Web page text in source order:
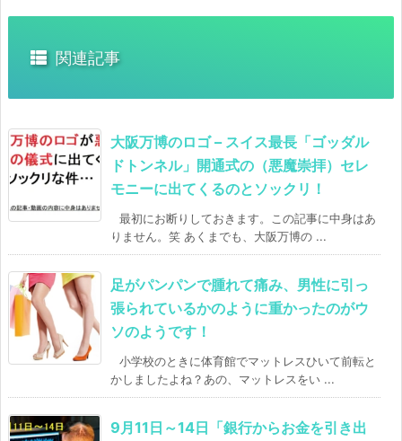
関連記事
大阪万博のロゴ – スイス最長「ゴッダル
ドトンネル」開通式の（悪魔崇拝）セレ
モニーに出てくるのとソックリ！
最初にお断りしておきます。この記事に中身はあ
りません。笑 あくまでも、大阪万博の ...
足がパンパンで腫れて痛み、男性に引っ
張られているかのように重かったのがウ
ソのようです！
小学校のときに体育館でマットレスひいて前転と
かしましたよね？あの、マットレスをい ...
9月11日～14日「銀行からお金を引き出